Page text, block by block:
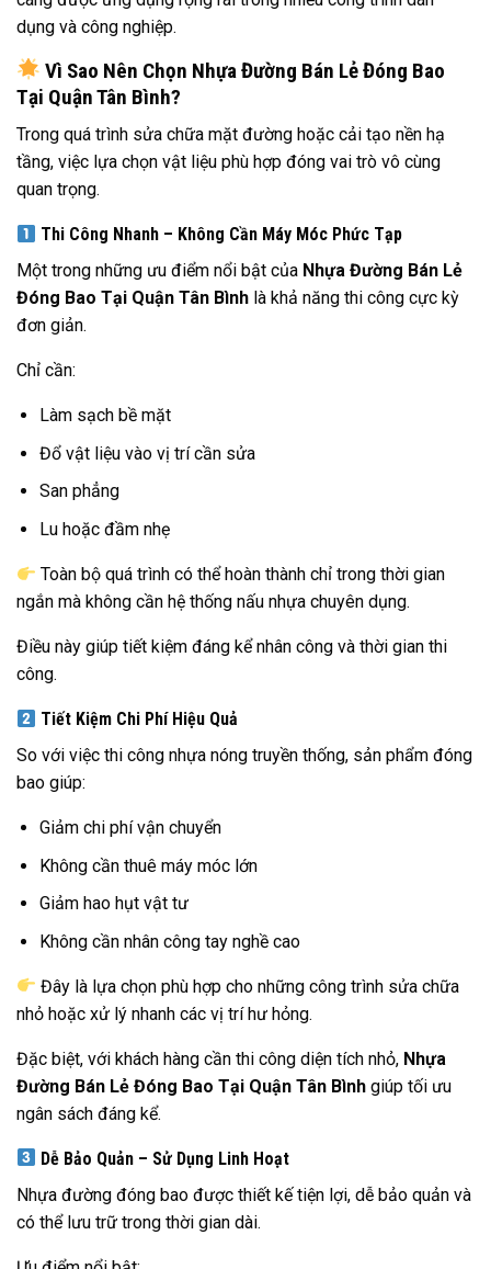
dụng và công nghiệp.
Vì Sao Nên Chọn Nhựa Đường Bán Lẻ Đóng Bao
Tại Quận Tân Bình?
Trong quá trình sửa chữa mặt đường hoặc cải tạo nền hạ
tầng, việc lựa chọn vật liệu phù hợp đóng vai trò vô cùng
quan trọng.
Thi Công Nhanh – Không Cần Máy Móc Phức Tạp
Một trong những ưu điểm nổi bật của Nhựa Đường Bán Lẻ
Đóng Bao Tại Quận Tân Bình là khả năng thi công cực kỳ
đơn giản.
Chỉ cần:
Làm sạch bề mặt
Đổ vật liệu vào vị trí cần sửa
San phẳng
Lu hoặc đầm nhẹ
Toàn bộ quá trình có thể hoàn thành chỉ trong thời gian
ngắn mà không cần hệ thống nấu nhựa chuyên dụng.
Điều này giúp tiết kiệm đáng kể nhân công và thời gian thi
công.
Tiết Kiệm Chi Phí Hiệu Quả
So với việc thi công nhựa nóng truyền thống, sản phẩm đóng
bao giúp:
Giảm chi phí vận chuyển
Không cần thuê máy móc lớn
Giảm hao hụt vật tư
Không cần nhân công tay nghề cao
Đây là lựa chọn phù hợp cho những công trình sửa chữa
nhỏ hoặc xử lý nhanh các vị trí hư hỏng.
Đặc biệt, với khách hàng cần thi công diện tích nhỏ, Nhựa
Đường Bán Lẻ Đóng Bao Tại Quận Tân Bình giúp tối ưu
ngân sách đáng kể.
Dễ Bảo Quản – Sử Dụng Linh Hoạt
Nhựa đường đóng bao được thiết kế tiện lợi, dễ bảo quản và
có thể lưu trữ trong thời gian dài.